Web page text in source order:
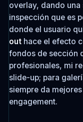
overlay, dando
inspección que es
donde el usuario
outhace el efecto
fondos de sección
profesionales, mi
slide-up; para
siempre da
engagement.